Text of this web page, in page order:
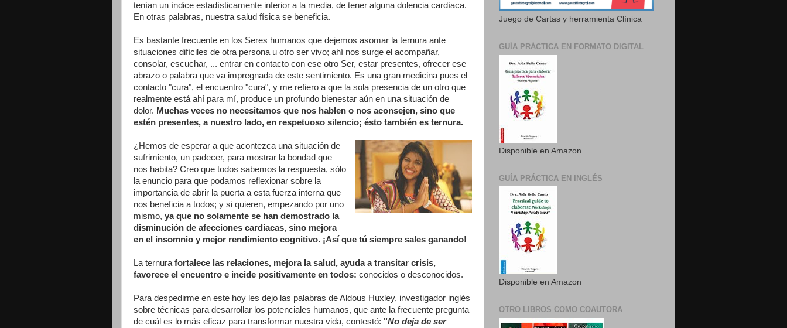
tenían un índice estadísticamente inferior a la media, de tener alguna dolencia cardíaca.
En otras palabras, nuestra salud física se beneficia.
Es bastante frecuente en los Seres humanos que dejemos asomar la ternura ante
situaciones difíciles de otra persona u otro ser vivo; ahí nos surge el acompañar,
consolar, escuchar, ... entrar en contacto con ese otro Ser, estar presentes, ofrecer ese
abrazo o palabra que va impregnada de este sentimiento. Es una gran medicina pues el
contacto "cura", el encuentro "cura", y me refiero a que la sola presencia de un otro que
realmente está ahí para mí, produce un profundo bienestar aún en una situación de
dolor. Muchas veces no necesitamos que nos hablen o nos aconsejen, sino que
estén presentes, a nuestro lado, en respetuoso silencio; ésto también es ternura.
¿Hemos de esperar a que acontezca una situación de
sufrimiento, un padecer, para mostrar la bondad que
nos habita? Creo que todos sabemos la respuesta, sólo
la enuncio para que podamos reflexionar sobre la
importancia de abrir la puerta a esta fuerza interna que
nos beneficia a todos; y si quieren, empezando por uno
mismo, ya que no solamente se han demostrado la
disminución de afecciones cardíacas, sino mejora
en el insomnio y mejor rendimiento cognitivo. ¡Así que tú siempre sales ganando!
La ternura fortalece las relaciones, mejora la salud, ayuda a transitar crisis,
favorece el encuentro e incide positivamente en todos: conocidos o desconocidos.
Para despedirme en este hoy les dejo las palabras de Aldous Huxley, investigador inglés
sobre técnicas para desarrollar los potenciales humanos, que ante la frecuente pregunta
de cuál es lo más eficaz para transformar nuestra vida, contestó: "No deja de ser
Juego de Cartas y herramienta Clìnica
GUÍA PRÁCTICA EN FORMATO DIGITAL
Disponible en Amazon
GUÍA PRÁCTICA EN INGLÉS
Disponible en Amazon
OTRO LIBROS COMO COAUTORA